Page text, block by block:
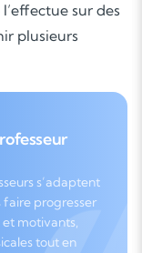
sur des
plusieurs
s’adaptent
faire progresser
et motivants,
tout en